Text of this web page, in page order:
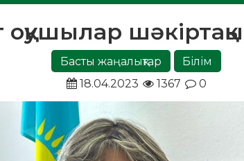
оқушылар
Басты жаңалықтар
Білім
18.04.2023
1367 0